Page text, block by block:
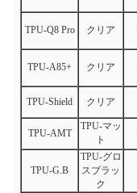
TPU-Q8 Pro クリア
TPU-A85+ クリア
TPU-Shield クリア
TPU-AMT
TPU-マッ
ト
TPU-G.B
TPU-グロ
スブラッ
ク